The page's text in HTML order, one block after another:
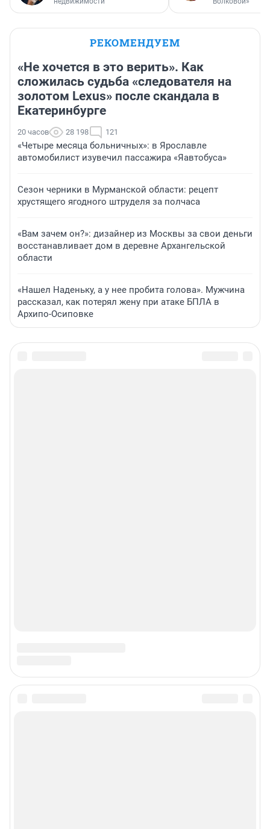
РЕКОМЕНДУЕМ
«Не хочется в это верить». Как
сложилась судьба «следователя на
золотом Lexus» после скандала в
Екатеринбурге
20 часов 28 198 121
«Четыре месяца больничных»: в Ярославле
автомобилист изувечил пассажира «Яавтобуса»
Сезон черники в Мурманской области: рецепт
хрустящего ягодного штруделя за полчаса
«Вам зачем он?»: дизайнер из Москвы за свои деньги
восстанавливает дом в деревне Архангельской
области
«Нашел Наденьку, а у нее пробита голова». Мужчина
рассказал, как потерял жену при атаке БПЛА в
Архипо-Осиповке